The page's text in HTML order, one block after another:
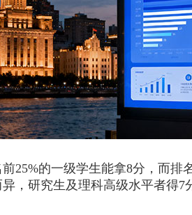
的一级学生能拿8分，而排
，研究生及理科高级水平者得7